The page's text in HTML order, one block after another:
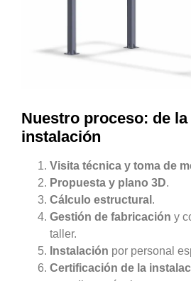
Nuestro proceso: de la
instalación
Visita técnica y toma de
Propuesta y plano 3D.
Cálculo estructural .
Gestión de fabricación y
taller.
Instalación por personal
Certificación de la